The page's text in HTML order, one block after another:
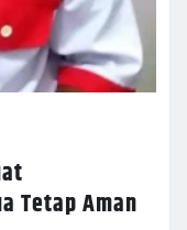
Tetap Aman